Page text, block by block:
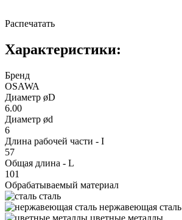
Распечатать
Характеристики:
Бренд
OSAWA
Диаметр øD
6.00
Диаметр ød
6
Длина рабочей части - I
57
Общая длина - L
101
Обрабатываемый материал
сталь
нержавеющая сталь
цветные металлы